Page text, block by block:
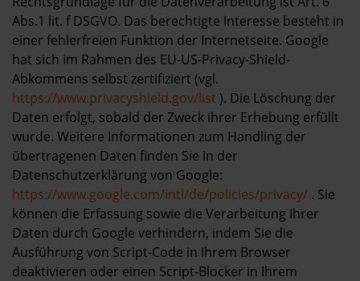
Abs.1 lit. f DSGVO. Das berechtigte Interesse besteht in
einer fehlerfreien Funktion der Internetseite. Google
hat sich im Rahmen des EU-US-Privacy-Shield-
Abkommens selbst zertifiziert (vgl.
https://www.privacyshield.gov/list ). Die Löschung der
Daten erfolgt, sobald der Zweck ihrer Erhebung erfüllt
wurde. Weitere Informationen zum Handling der
übertragenen Daten finden Sie in der
Datenschutzerklärung von Google:
https://www.google.com/intl/de/policies/privacy/ . Sie
können die Erfassung sowie die Verarbeitung Ihrer
Daten durch Google verhindern, indem Sie die
Ausführung von Script-Code in Ihrem Browser
deaktivieren oder einen Script-Blocker in Ihrem